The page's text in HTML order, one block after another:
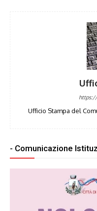
Ufficio Stampa del
- Comunicazione